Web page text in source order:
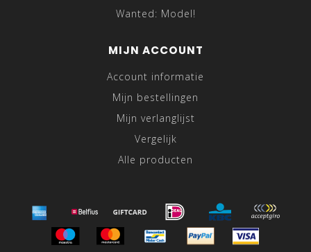
Wanted: Model!
MIJN ACCOUNT
Account informatie
Mijn bestellingen
Mijn verlanglijst
Vergelijk
Alle producten